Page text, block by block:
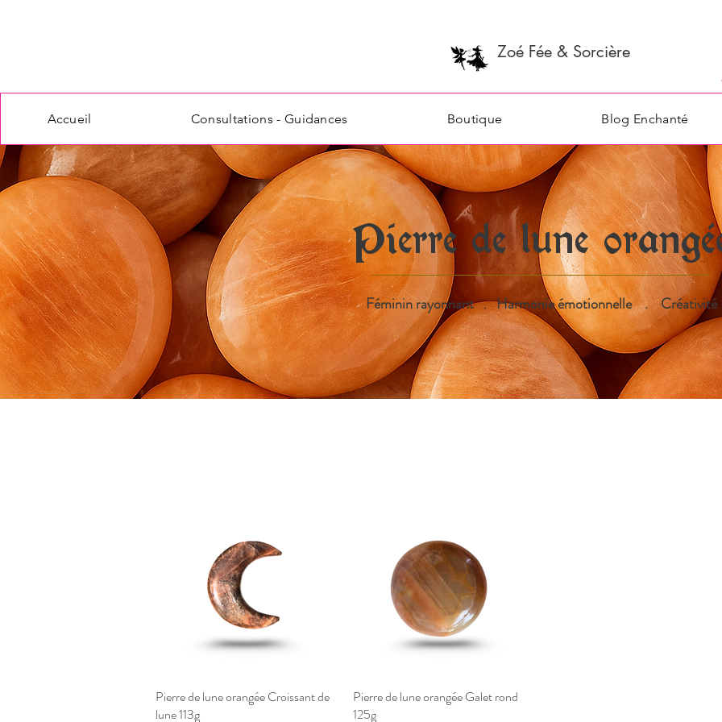
Zoé Fée & Sorcière
Accueil Consultations - Guidances Boutique Blog Enchanté
Féminin rayonnant . Harmonie émotionnelle . Créativité
Pierre de lune
Aperçu rapide
Pierre de lune orangée Croissant de
lune 113g
Aperçu rapide
Pierre de lune orangée Galet rond
125g